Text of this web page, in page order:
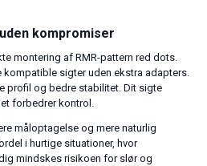
kompromiser
montering af RMR-pattern red dots.
kompatible sigter uden ekstra adapters.
profil og bedre stabilitet. Dit sigte
forbedrer kontrol.
måloptagelse og mere naturlig
i hurtige situationer, hvor
mindskes risikoen for slør og